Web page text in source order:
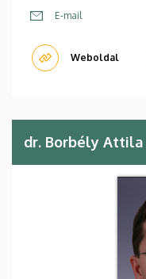
E-mail
Weboldal
dr. Borbély Attila